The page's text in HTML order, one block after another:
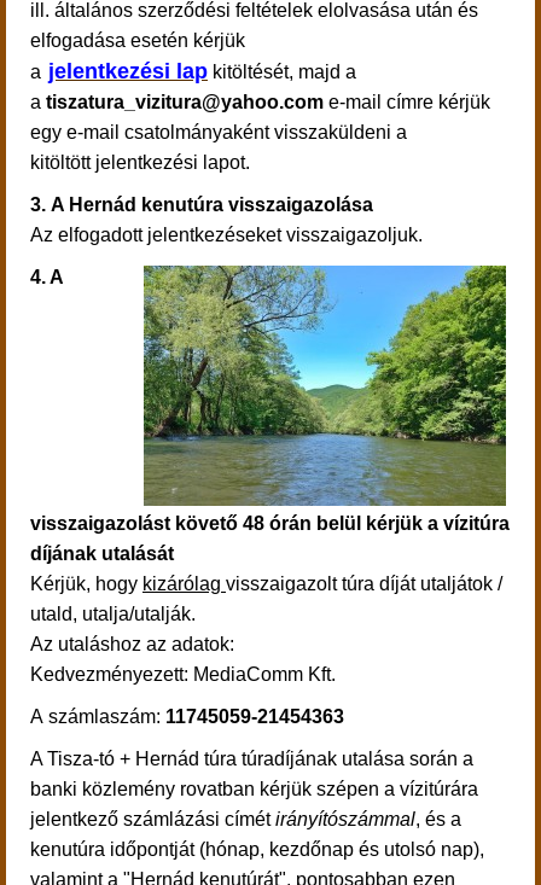
ill. általános szerződési feltételek elolvasása után és
elfogadása esetén kérjük
a jelentkezési lap kitöltését, majd a
a tiszatura_vizitura@yahoo.com e-mail címre kérjük
egy e-mail csatolmányaként visszaküldeni a
kitöltött jelentkezési lapot.
3. A Hernád kenutúra visszaigazolása
Az elfogadott jelentkezéseket visszaigazoljuk.
4. A
visszaigazolást követő 48 órán belül kérjük a vízitúra
díjának utalását
Kérjük, hogy kizárólag visszaigazolt túra díját utaljátok /
utald, utalja/utalják.
Az utaláshoz az adatok:
Kedvezményezett: MediaComm Kft.
A számlaszám: 11745059-21454363
A Tisza-tó + Hernád túra túradíjának utalása során a
banki közlemény rovatban kérjük szépen a vízitúrára
jelentkező számlázási címétirányítószámmal, és a
kenutúra időpontját (hónap, kezdőnap és utolsó nap),
valamint a "Hernád kenutúrát", pontosabban ezen